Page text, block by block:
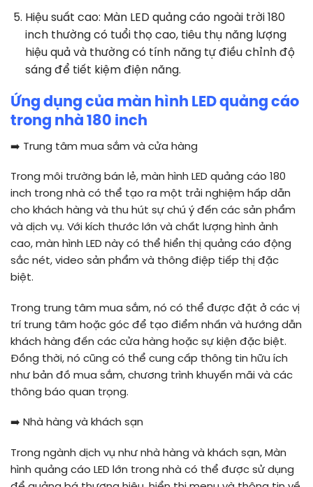
Hiệu suất cao: Màn LED quảng cáo ngoài trời 180
inch thường có tuổi thọ cao, tiêu thụ năng lượng
hiệu quả và thường có tính năng tự điều chỉnh độ
sáng để tiết kiệm điện năng.
Ứng dụng của màn hình LED quảng cáo
trong nhà 180 inch
➡️ Trung tâm mua sắm và cửa hàng
Trong môi trường bán lẻ, màn hình LED quảng cáo 180
inch trong nhà có thể tạo ra một trải nghiệm hấp dẫn
cho khách hàng và thu hút sự chú ý đến các sản phẩm
và dịch vụ. Với kích thước lớn và chất lượng hình ảnh
cao, màn hình LED này có thể hiển thị quảng cáo động
sắc nét, video sản phẩm và thông điệp tiếp thị đặc
biệt.
Trong trung tâm mua sắm, nó có thể được đặt ở các vị
trí trung tâm hoặc góc để tạo điểm nhấn và hướng dẫn
khách hàng đến các cửa hàng hoặc sự kiện đặc biệt.
Đồng thời, nó cũng có thể cung cấp thông tin hữu ích
như bản đồ mua sắm, chương trình khuyến mãi và các
thông báo quan trọng.
➡️ Nhà hàng và khách sạn
Trong ngành dịch vụ như nhà hàng và khách sạn, Màn
hình quảng cáo LED lớn trong nhà có thể được sử dụng